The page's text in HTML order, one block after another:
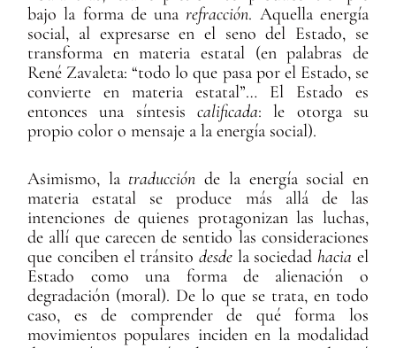
bajo la forma de unarefracción. Aquella energía
social, al expresarse en el seno del Estado, se
transforma en materia estatal (en palabras de
René Zavaleta: “todo lo que pasa por el Estado, se
convierte en materia estatal”… El Estado es
entonces una síntesis calificada: le otorga su
propio color o mensaje a la energía social).
Asimismo, la traducción de la energía social en
materia estatal se produce más allá de las
intenciones de quienes protagonizan las luchas,
de allí que carecen de sentido las consideraciones
que conciben el tránsito desde la sociedadhacia el
Estado como una forma de alienación o
degradación (moral). De lo que se trata, en todo
caso, es de comprender de qué forma los
movimientos populares inciden en la modalidad